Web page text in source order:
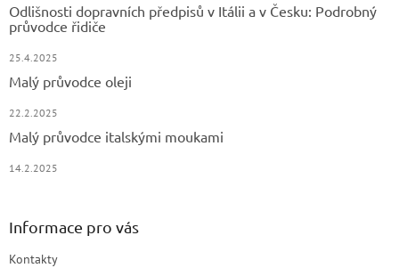
Odlišnosti dopravních předpisů v Itálii a v Česku: Podrobný
průvodce řidiče
25.4.2025
Malý průvodce oleji
22.2.2025
Malý průvodce italskými moukami
14.2.2025
Informace pro vás
Kontakty